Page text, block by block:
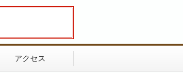
アクセス